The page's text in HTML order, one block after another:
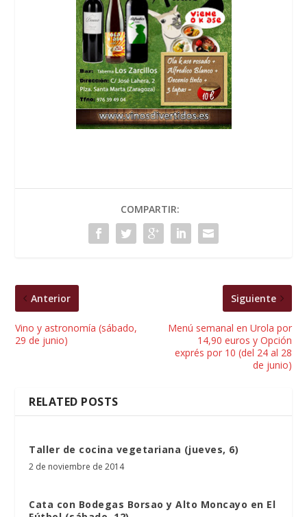
COMPARTIR:
Anterior
Vino y astronomía (sábado,
29 de junio)
Siguiente
Menú semanal en Urola por
14,90 euros y Opción
exprés por 10 (del 24 al 28
de junio)
RELATED POSTS
Taller de cocina vegetariana (jueves, 6)
2 de noviembre de 2014
Cata con Bodegas Borsao y Alto Moncayo en El